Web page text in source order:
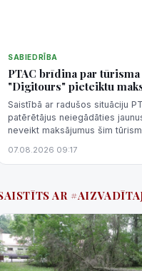
SABIEDRĪBA
PTAC brīdina par
"Digitours" pieteiktu
Saistībā ar radušos situāciju
patērētājus neiegādāties
neveikt maksājumus šim
samaksātā nauda netiks
07.08.2026 09:17
AR